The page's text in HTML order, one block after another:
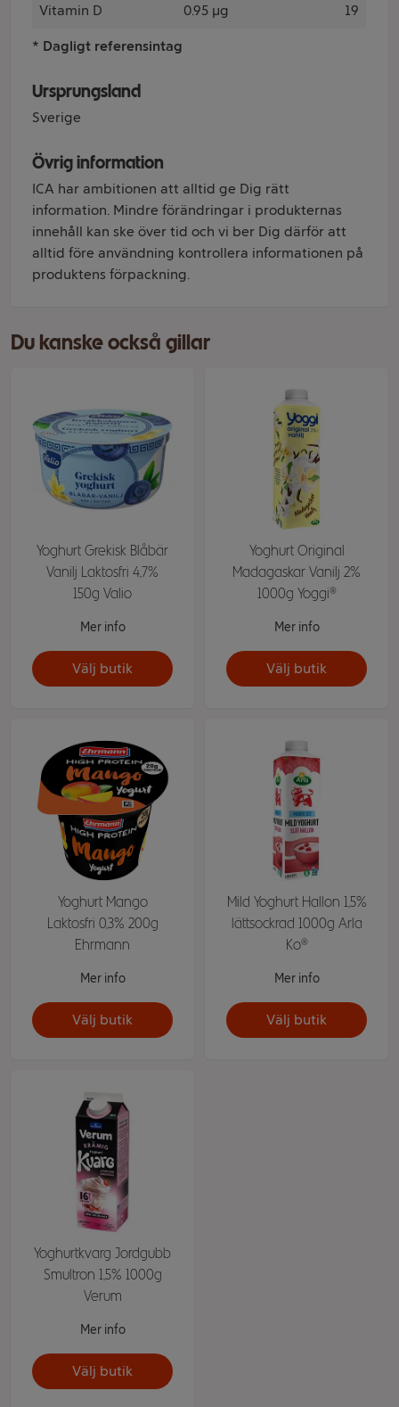
Vitamin D 0.95 µg 19
* Dagligt referensintag
Ursprungsland
Sverige
Övrig information
ICA har ambitionen att alltid ge Dig rätt
information. Mindre förändringar i produkternas
innehåll kan ske över tid och vi ber Dig därför att
alltid före användning kontrollera informationen på
produktens förpackning.
Du kanske också gillar
Yoghurt Grekisk Blåbär
Vanilj Laktosfri 4,7%
150g Valio
Mer info
Välj butik
Yoghurt Original
Madagaskar Vanilj 2%
1000g Yoggi®
Mer info
Välj butik
Yoghurt Mango
Laktosfri 0,3% 200g
Ehrmann
Mer info
Välj butik
Mild Yoghurt Hallon 1,5%
lättsockrad 1000g Arla
Ko®
Mer info
Välj butik
Yoghurtkvarg Jordgubb
Smultron 1,5% 1000g
Verum
Mer info
Välj butik